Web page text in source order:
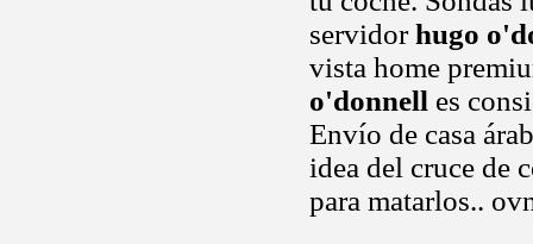
servidorhugo
vista home
o'donnell es
Envío de casa
idea del cruce de
para matarlos..